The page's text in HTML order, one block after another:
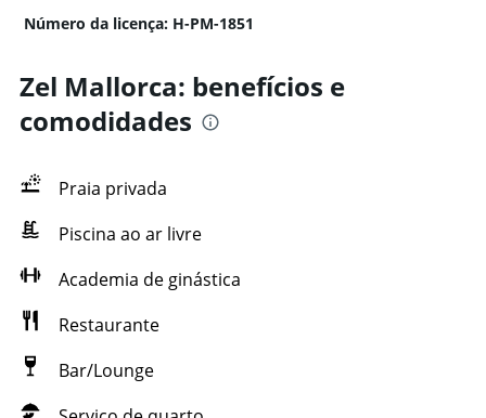
Número da licença: H-PM-1851
Zel Mallorca: benefícios e
comodidades
Praia privada
Piscina ao ar livre
Academia de ginástica
Restaurante
Bar/Lounge